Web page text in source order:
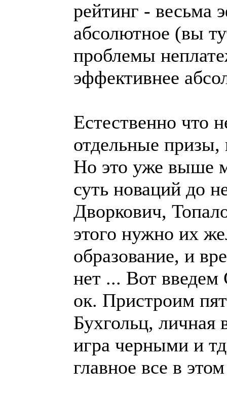
рейтинг - весьма
абсолютное (вы
проблемы
эффективнее
Естественно что
отдельные призы,
Но это уже выше
суть новаций до
Дворкович,
этого нужно их
образование, и
нет ... Вот введем
ок. Пристроим
Бухгольц, личная
игра черными и
главное все в